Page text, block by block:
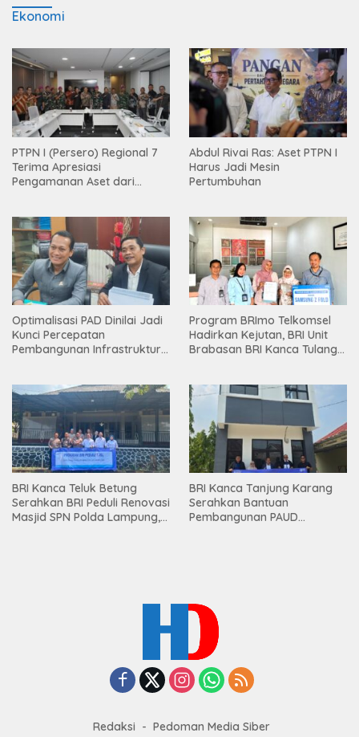
Ekonomi
PTPN I (Persero) Regional 7
Terima Apresiasi
Pengamanan Aset dari
Abdul Rivai Ras: Aset PTPN I
Harus Jadi Mesin
Pertumbuhan
Optimalisasi PAD Dinilai Jadi
Kunci Percepatan
Pembangunan Infrastruktur
Program BRImo Telkomsel
Hadirkan Kejutan, BRI Unit
Brabasan BRI Kanca Tulang
Mesuji
BRI Kanca Teluk Betung
Serahkan BRI Peduli Renovasi
Masjid SPN Polda Lampung,
BRI Kanca Tanjung Karang
Serahkan Bantuan
Pembangunan PAUD
Redaksi Pedoman Media Siber